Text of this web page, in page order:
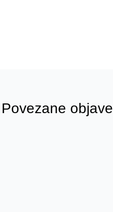
Povezane objave